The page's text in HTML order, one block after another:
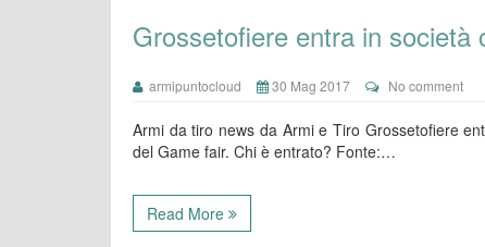
Grossetofiere entra in società
armipuntocloud 30 Mag 2017 No comment
Armi da tiro news da Armi e Tiro Grossetofiere
del Game fair. Chi è entrato? Fonte:…
Read More